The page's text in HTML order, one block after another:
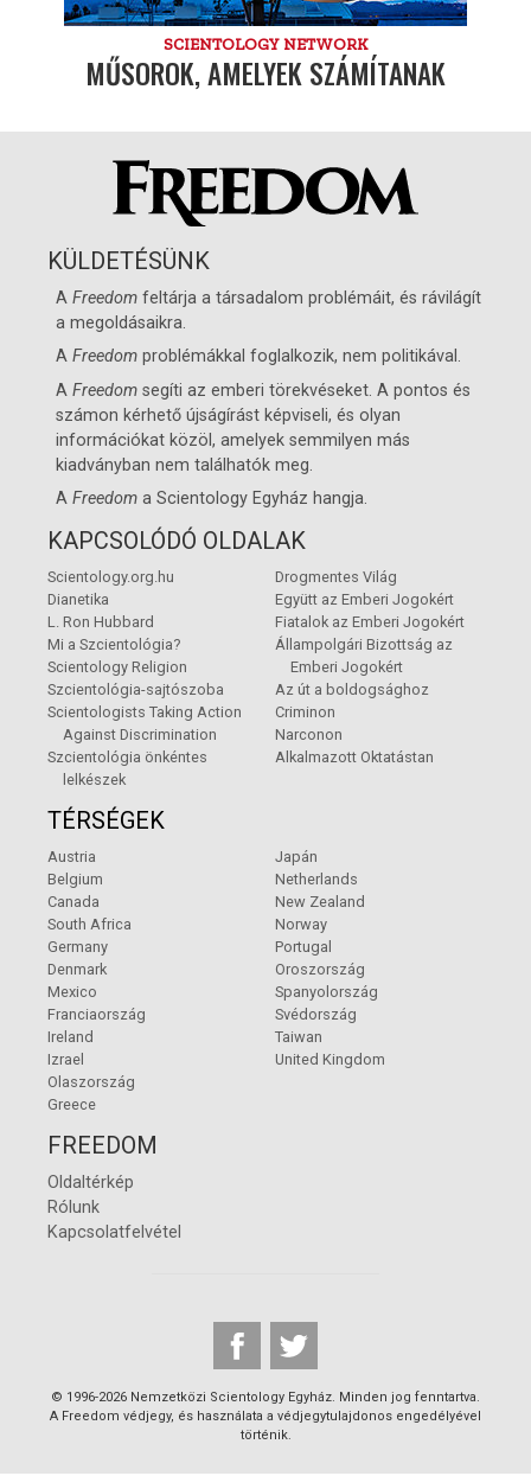
SCIENTOLOGY NETWORK
MŰSOROK, AMELYEK SZÁMÍTANAK
KÜLDETÉSÜNK
AFreedom feltárja a társadalom problémáit, és rávilágít
a megoldásaikra.
AFreedom problémákkal foglalkozik, nem politikával.
AFreedom segíti az emberi törekvéseket. A pontos és
számon kérhető újságírást képviseli, és olyan
információkat közöl, amelyek semmilyen más
kiadványban nem találhatók meg.
AFreedom aScientology Egyház hangja.
KAPCSOLÓDÓ OLDALAK
Scientology.org.hu
Dianetika
L. Ron Hubbard
Mi a Szcientológia?
Scientology Religion
Szcientológia-sajtószoba
Scientologists Taking Action
Against Discrimination
Szcientológia önkéntes
lelkészek
Drogmentes Világ
Együtt az Emberi Jogokért
Fiatalok az Emberi Jogokért
Állampolgári Bizottság az
Emberi Jogokért
Az út a boldogsághoz
Criminon
Narconon
Alkalmazott Oktatástan
TÉRSÉGEK
Austria
Belgium
Canada
South Africa
Germany
Denmark
Mexico
Franciaország
Ireland
Izrael
Olaszország
Greece
Japán
Netherlands
New Zealand
Norway
Portugal
Oroszország
Spanyolország
Svédország
Taiwan
United Kingdom
FREEDOM
Oldaltérkép
Rólunk
Kapcsolatfelvétel
© 1996-2026 Nemzetközi Scientology Egyház. Minden jog fenntartva.
A Freedom védjegy, és használata a védjegytulajdonos engedélyével
történik.